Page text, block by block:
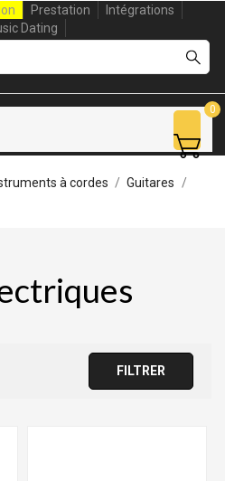
Prestation
Intégrations
Dating
0
à cordes
Guitares
FILTRER